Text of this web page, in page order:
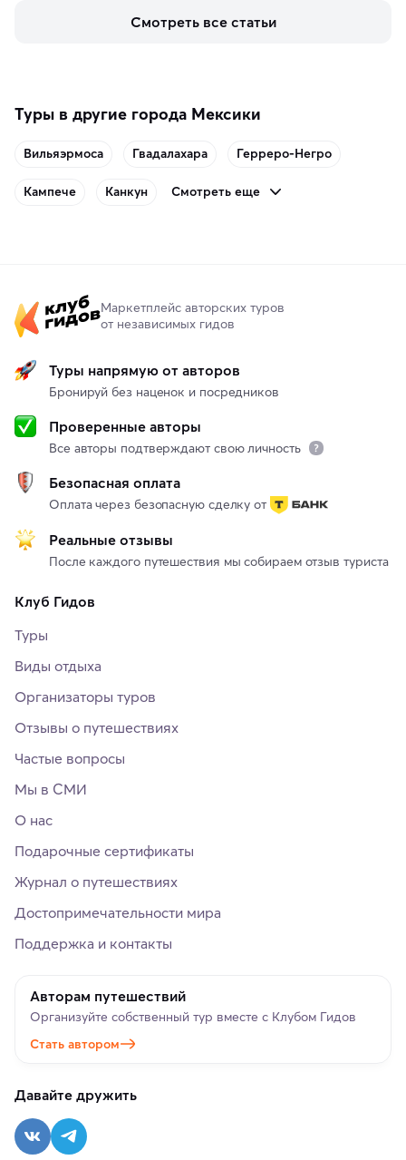
включить в маршрут по Норвегии.
Смотреть все статьи
Туры в другие города Мексики
Вильяэрмоса Гвадалахара Герреро-Негро
Кампече Канкун Смотреть еще
Маркетплейс авторских туров
от независимых гидов
Туры напрямую от авторов
Бронируй без наценок и посредников
Проверенные авторы
Все авторы подтверждают свою личность
Безопасная оплата
Оплата через безопасную сделку от
Реальные отзывы
После каждого путешествия мы собираем отзыв туриста
Клуб Гидов
Туры
Виды отдыха
Организаторы туров
Отзывы о путешествиях
Частые вопросы
Мы в СМИ
О нас
Подарочные сертификаты
Журнал о путешествиях
Достопримечательности мира
Поддержка и контакты
Авторам путешествий
Организуйте собственный тур вместе с Клубом Гидов
Стать автором
Давайте дружить